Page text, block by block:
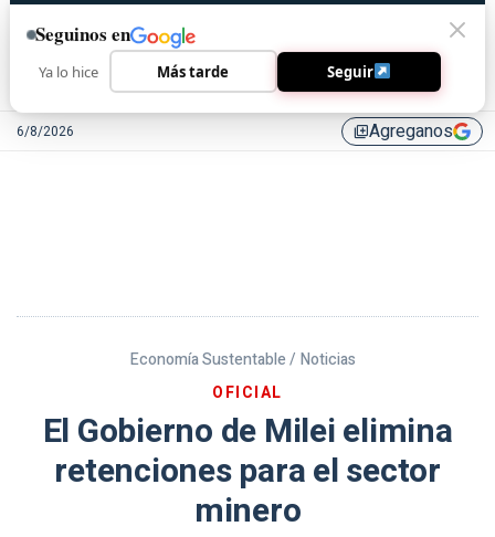
6/8/2026 library_addAgreganos
Economía Sustentable / Noticias
OFICIAL
El Gobierno de Milei elimina
retenciones para el sector
minero
Seguinos en
Ya lo hice Más tarde Seguir